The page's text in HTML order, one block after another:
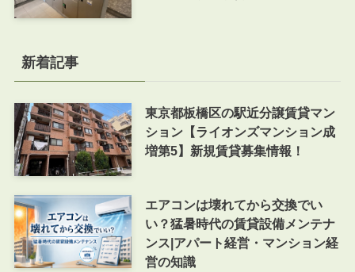
新着記事
東京都板橋区の駅近分譲賃貸マン
ション【ライオンズマンション成
増第5】新規賃貸募集情報！
エアコンは壊れてから交換でい
い？猛暑時代の賃貸設備メンテナ
ンス|アパート経営・マンション経
営の知識